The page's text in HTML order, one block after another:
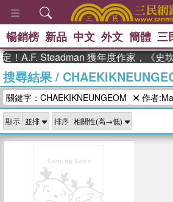
熱搜： 東野
、 The
史是一群喵 、
獎 臺灣漫遊錄
登輝時代
偉大的迷走神
暢銷榜 新品 中文 外文 簡體 三
！A.F. Steadman 獲年度作家，《史
搜尋結果/
關鍵字：CHAEKIKNEUNGEOM
作者
顯示 排序